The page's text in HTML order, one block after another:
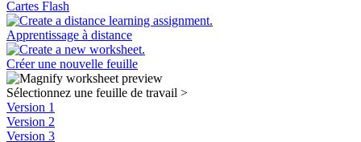
Cartes Flash
Apprentissage à distance
Créer une nouvelle feuille
Sélectionnez une feuille de travail >
Version 1
Version 2
Version 3